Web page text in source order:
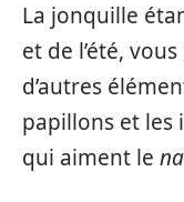
La jonquille
et de l’été,
d’autres
papillons et les
qui aiment le